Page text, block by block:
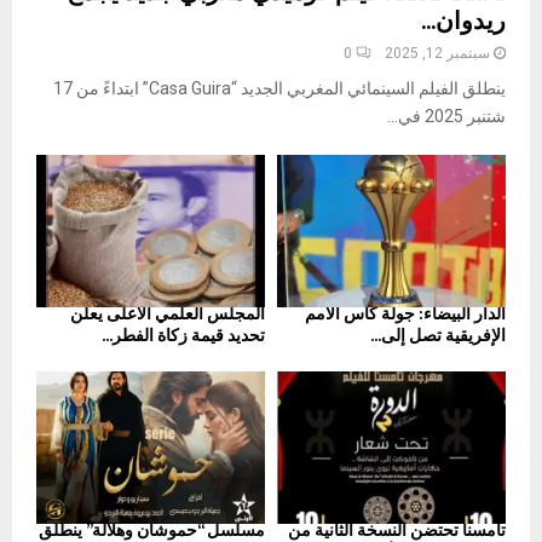
ريدوان...
سبتمبر 12, 2025 0
ينطلق الفيلم السينمائي المغربي الجديد “Casa Guira” ابتداءً من 17
شتنبر 2025 في...
المجلس العلمي الأعلى يعلن
تحديد قيمة زكاة الفطر...
الدار البيضاء: جولة كأس الأمم
الإفريقية تصل إلى...
مسلسل “حموشان وهلالة” ينطلق تامسنا تحتضن النسخة الثانية من